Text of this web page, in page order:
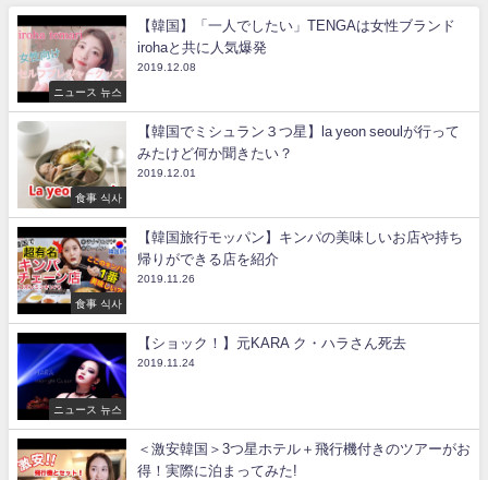
ニュース 뉴스
【韓国】「一人でしたい」TENGAは女性ブランド
irohaと共に人気爆発
2019.12.08
食事 식사
【韓国でミシュラン３つ星】la yeon seoulが行って
みたけど何か聞きたい？
2019.12.01
食事 식사
【韓国旅行モッパン】キンパの美味しいお店や持ち
帰りができる店を紹介
2019.11.26
ニュース 뉴스
【ショック！】元KARA ク・ハラさん死去
2019.11.24
＜激安韓国＞3つ星ホテル＋飛行機付きのツアーがお
得！実際に泊まってみた!